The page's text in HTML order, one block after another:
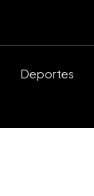
Deportes